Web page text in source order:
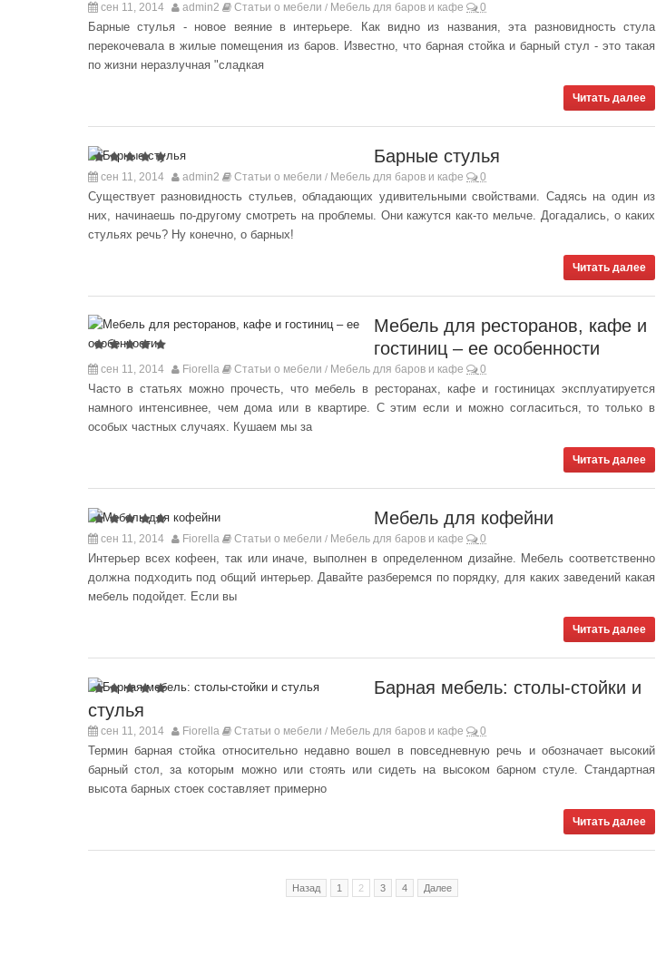
сен 11, 2014 admin2 Статьи о мебели / Мебель для баров и кафе 0
Барные стулья - новое веяние в интерьере. Как видно из названия, эта разновидность стула
перекочевала в жилые помещения из баров. Известно, что барная стойка и барный стул - это такая
по жизни неразлучная "сладкая
Читать далее
Барные стулья
сен 11, 2014 admin2 Статьи о мебели / Мебель для баров и кафе 0
Существует разновидность стульев, обладающих удивительными свойствами. Садясь на один из
них, начинаешь по-другому смотреть на проблемы. Они кажутся как-то мельче. Догадались, о каких
стульях речь? Ну конечно, о барных!
Читать далее
Мебель для ресторанов, кафе и
гостиниц – ее особенности
сен 11, 2014 Fiorella Статьи о мебели / Мебель для баров и кафе 0
Часто в статьях можно прочесть, что мебель в ресторанах, кафе и гостиницах эксплуатируется
намного интенсивнее, чем дома или в квартире. С этим если и можно согласиться, то только в
особых частных случаях. Кушаем мы за
Читать далее
Мебель для кофейни
сен 11, 2014 Fiorella Статьи о мебели / Мебель для баров и кафе 0
Интерьер всех кофеен, так или иначе, выполнен в определенном дизайне. Мебель соответственно
должна подходить под общий интерьер. Давайте разберемся по порядку, для каких заведений какая
мебель подойдет. Если вы
Читать далее
Барная мебель: столы-стойки и
стулья
сен 11, 2014 Fiorella Статьи о мебели / Мебель для баров и кафе 0
Термин барная стойка относительно недавно вошел в повседневную речь и обозначает высокий
барный стол, за которым можно или стоять или сидеть на высоком барном стуле. Стандартная
высота барных стоек составляет примерно
Читать далее
Назад 1 2 3 4 Далее